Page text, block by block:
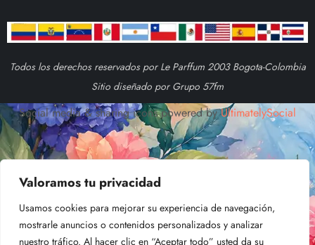
Valoramos tu privacidad
Usamos cookies para mejorar su experiencia de navegación,
mostrarle anuncios o contenidos personalizados y analizar
nuestro tráfico. Al hacer clic en “Aceptar todo” usted da su
Todos los derechos reservados por Le Parffum 2003 Bogota-Colombia
Sitio diseñado por Grupo 57fm
Social media & sharing icons powered byUltimatelySocial